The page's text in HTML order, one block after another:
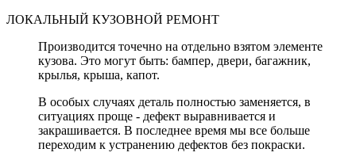
ЛОКАЛЬНЫЙ КУЗОВНОЙ РЕМОНТ
Производится точечно на отдельно взятом элементе
кузова. Это могут быть: бампер, двери, багажник,
крылья, крыша, капот.
В особых случаях деталь полностью заменяется, в
ситуациях проще - дефект выравнивается и
закрашивается. В последнее время мы все больше
переходим к устранению дефектов без покраски.